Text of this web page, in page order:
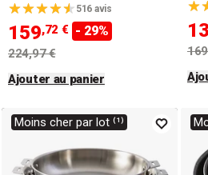
516 avis
159,72 € - 29%
224,97 €
Ajouter au panier
Moins cher par lot ⁽¹⁾